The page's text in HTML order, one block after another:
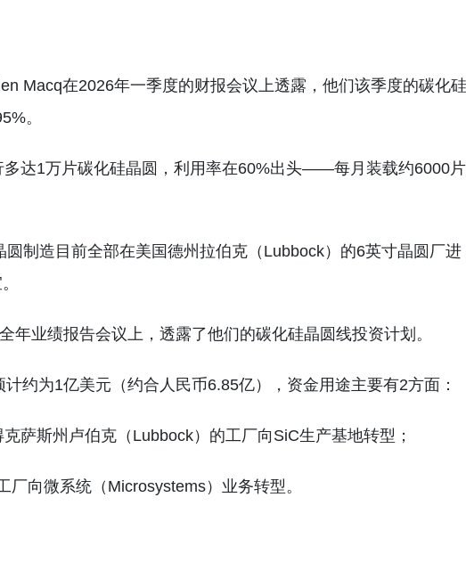
Macq在2026年一季度的财报会议上透露，他们该季度的碳化硅
。
多达1万片碳化硅晶圆，利用率在60%出头——每月装载约6000片
圆制造目前全部在美国德州拉伯克（Lubbock）的6英寸晶圆厂进
年业绩报告会议上，透露了他们的碳化硅晶圆线投资计划。
约为1亿美元（约合人民币6.85亿），资金用途主要有2方面：
萨斯州卢伯克（Lubbock）的工厂向SiC生产基地转型；
向微系统（Microsystems）业务转型。